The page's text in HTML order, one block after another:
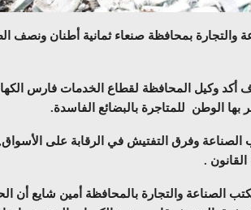
والتجارة بمحافظة صنعاء ثمانية أطنان ونصف
أكد وكيل المحافظة لقطاع الخدمات فارس
بها الوطن للمتاجرة بالبضائع الفاسدة.
وفرق التفتيش في الرقابة على الأسواق,
.
الصناعة والتجارة بالمحافظة أمين شايع أن